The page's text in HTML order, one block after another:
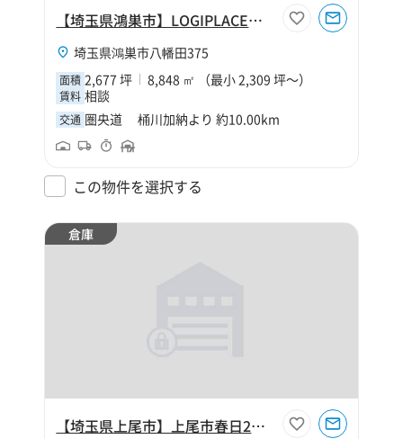
【埼玉県鴻巣市】LOGIPLACE鴻巣
埼玉県鴻巣市八幡田375
面積 2,677 坪 8,848 ㎡ （最小 2,309 坪～）
賃料 相談
交通 圏央道 桶川加納より 約10.00km
この物件を選択する
倉庫
【埼玉県上尾市】上尾市春日2丁目390坪倉庫